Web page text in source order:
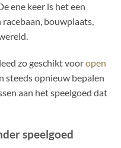
ene keer is het een
bouwplaats,
zo geschikt vooropen
steeds opnieuw bepalen
aan het speelgoed dat
speelgoed